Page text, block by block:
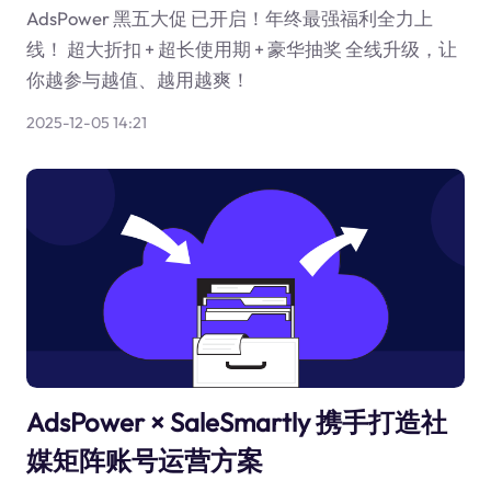
AdsPower 黑五大促 已开启！年终最强福利全力上
线！ 超大折扣 + 超长使用期 + 豪华抽奖 全线升级，让
你越参与越值、越用越爽！
2025-12-05 14:21
AdsPower × SaleSmartly 携手打造社
媒矩阵账号运营方案